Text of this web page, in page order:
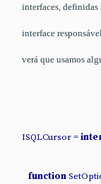
interfaces, definidas
interface
verá que usamos
ISQLCursor =
function